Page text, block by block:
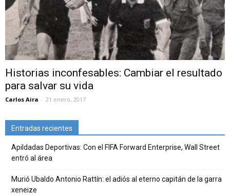
Historias inconfesables: Cambiar el resultado
para salvar su vida
Carlos Aira - 21 enero, 2017
Entradas recientes
Apildadas Deportivas: Con el FIFA Forward Enterprise, Wall Street
entró al área
Murió Ubaldo Antonio Rattín: el adiós al eterno capitán de la garra
xeneize